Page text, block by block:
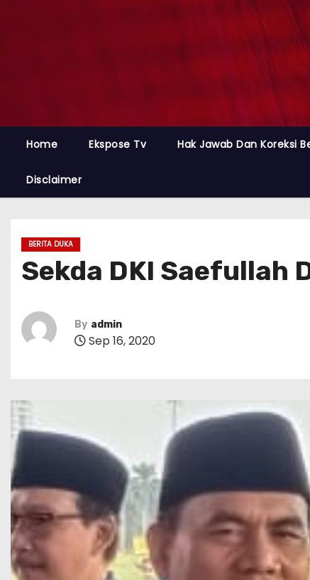
Home Ekspose Tv Hak Jawab Dan Koreksi
Disclaimer
BERITA DUKA
Sekda DKI Saefullah
By admin
Sep 16, 2020